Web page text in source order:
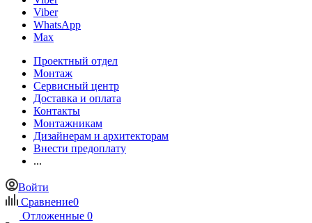
Viber
WhatsApp
Max
Проектный отдел
Монтаж
Сервисный центр
Доставка и оплата
Контакты
Монтажникам
Дизайнерам и архитекторам
Внести предоплату
...
Войти
Сравнение0
Отложенные 0